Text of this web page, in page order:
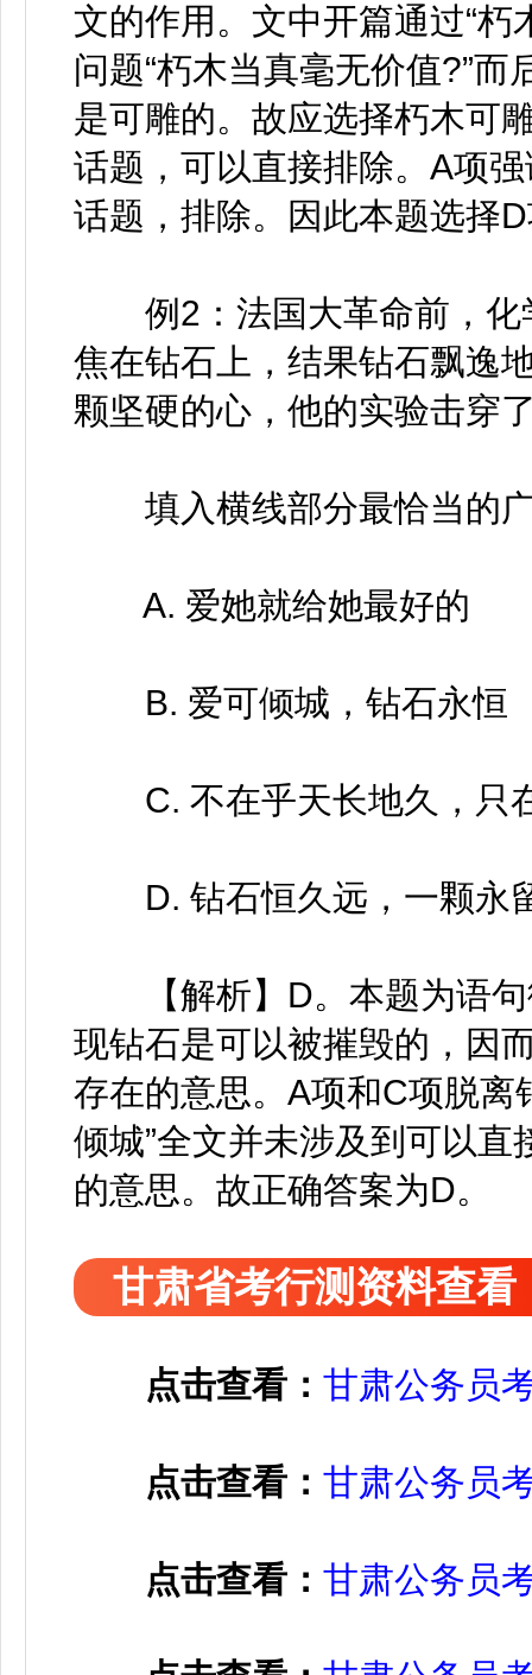
文的作用。文中开篇通过“朽
问题“朽木当真毫无价值?”
是可雕的。故应选择朽木可
话题，可以直接排除。A项
话题，排除。因此本题选择
例2：法国大革命前，化
焦在钻石上，结果钻石飘逸
颗坚硬的心，他的实验击穿
填入横线部分最恰当的
A. 爱她就给她最好的
B. 爱可倾城，钻石永恒
C. 不在乎天长地久，只
D. 钻石恒久远，一颗永
【解析】D。本题为语句
现钻石是可以被摧毁的，因
存在的意思。A项和C项脱离
倾城”全文并未涉及到可以
的意思。故正确答案为D。
甘肃省考行测资料查看
点击查看： 甘肃公务员
点击查看： 甘肃公务员
点击查看： 甘肃公务员